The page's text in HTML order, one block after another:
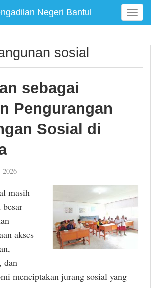
Negeri Bantul
T
o
e
sosial
sebagai
Pengurangan
Sosial di
2026
masih
besar
akses
dan
menciptakan jurang sosial yang